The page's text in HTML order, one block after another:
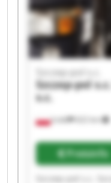
Łódź 622 km
Szczep-pol s.c.
Szczep-pol s.c.
s.c.
Preisinfo